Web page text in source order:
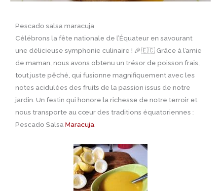
Pescado salsa maracuja
Célébrons la fête nationale de l’Équateur en savourant
une délicieuse symphonie culinaire ! 🎉🇪🇨 Grâce à l’amie
de maman, nous avons obtenu un trésor de poisson frais,
tout juste pêché, qui fusionne magnifiquement avec les
notes acidulées des fruits de la passion issus de notre
jardin. Un festin qui honore la richesse de notre terroir et
nous transporte au cœur des traditions équatoriennes :
Pescado SalsaMaracuja.